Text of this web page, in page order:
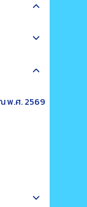
Toggle
menu
Toggle
menu
Toggle
menu
พ.ศ. 2569
Toggle